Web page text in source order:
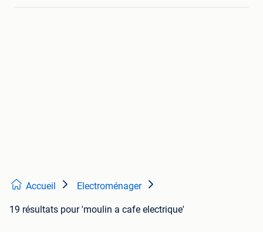
Accueil Electroménager
19 résultats pour 'moulin a cafe electrique'